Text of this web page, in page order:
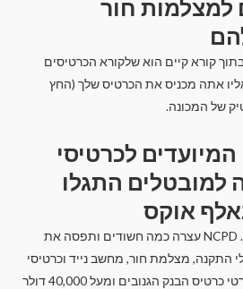
חור
קורא קיים הוא שלקורא הכרטיסים
אתה מכניס את הכרטיס שלך (החץ
של המכונה.
לכרטיסי
למובטלים התגלו
אוקס
כך מסרו הרשויות ביום חמישי. NCPD עצרה כמה חשודים ותפסה את
התקנה, מצלמת חור, מחשב נייד וכרטיסי
אשראי שהצפינו מחדש את פרטי כרטיס הבנק הגנובים ומעל 40,000 דולר